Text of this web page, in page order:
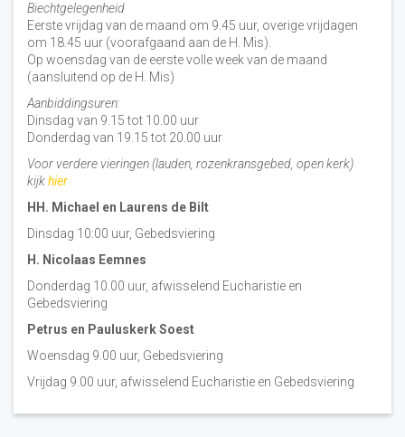
Biechtgelegenheid
Eerste vrijdag van de maand om 9.45 uur, overige vrijdagen
om 18.45 uur (voorafgaand aan de H. Mis).
Op woensdag van de eerste volle week van de maand
(aansluitend op de H. Mis)
Aanbiddingsuren:
Dinsdag van 9.15 tot 10.00 uur
Donderdag van 19.15 tot 20.00 uur
Voor verdere vieringen (lauden, rozenkransgebed, open kerk)
kijkhier
HH. Michael en Laurens de Bilt
Dinsdag 10:00 uur, Gebedsviering
H. Nicolaas Eemnes
Donderdag 10.00 uur, afwisselend Eucharistie en
Gebedsviering
Petrus en Pauluskerk Soest
Woensdag 9.00 uur, Gebedsviering
Vrijdag 9.00 uur, afwisselend Eucharistie en Gebedsviering